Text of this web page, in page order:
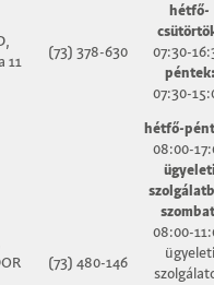
11
(73) 378-630
hétfő-
07:30-
péntek:
07:30-
(73) 480-146
hétfő-
08:00-
08:00-
ügyeleti